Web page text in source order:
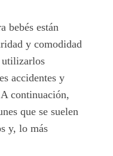
bebés están
y comodidad
utilizarlos
accidentes y
continuación,
que se suelen
y, lo más